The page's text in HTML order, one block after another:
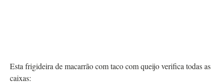
Esta frigideira de macarrão com taco com queijo verifica todas as
caixas: